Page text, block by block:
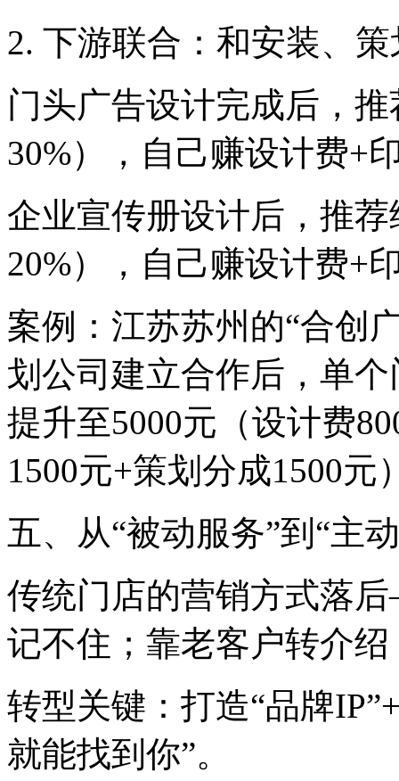
2. 下游联合：和安装、
门头广告设计完成后，
30%），自己赚设计费+
企业宣传册设计后，推
20%），自己赚设计费+
案例：江苏苏州的“合创
划公司建立合作后，单
提升至5000元（设计费
1500元+策划分成1500元
五、从“被动服务”到“主
传统门店的营销方式落
记不住；靠老客户转介
转型关键：打造“品牌
就能找到你”。